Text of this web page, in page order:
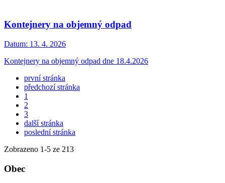
Kontejnery na objemný odpad
Datum: 13. 4. 2026
Kontejnery na objemný odpad dne 18.4.2026
první stránka
předchozí stránka
1
2
3
další stránka
poslední stránka
Zobrazeno 1-5 ze 213
Obec